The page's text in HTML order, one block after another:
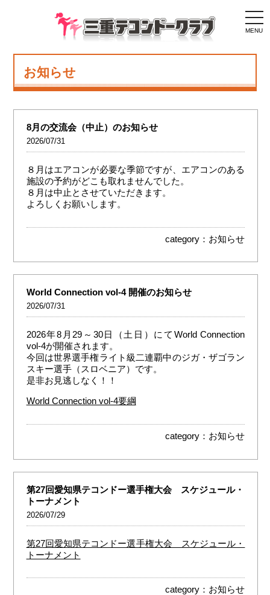
MENU
お知らせ
8月の交流会（中止）のお知らせ
2026/07/31
８月はエアコンが必要な季節ですが、エアコンのある
施設の予約がどこも取れませんでした。
８月は中止とさせていただきます。
よろしくお願いします。
category： お知らせ
World Connection vol-4 開催のお知らせ
2026/07/31
2026年8月29～30日（土日）にてWorld Connection
vol-4が開催されます。
今回は世界選手権ライト級二連覇中のジガ・ザゴラン
スキー選手（スロベニア）です。
是非お見逃しなく！！
World Connection vol-4要綱
category： お知らせ
第27回愛知県テコンドー選手権大会 スケジュール・
トーナメント
2026/07/29
第27回愛知県テコンドー選手権大会 スケジュール・
トーナメント
category： お知らせ